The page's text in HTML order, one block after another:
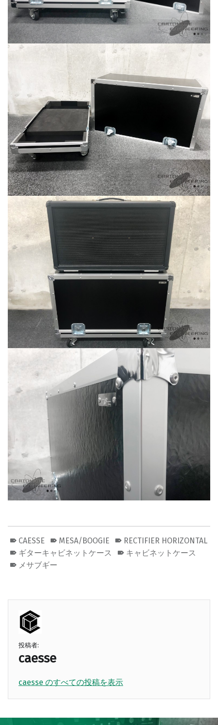
CAESSE MESA/BOOGIE
RECTIFIER HORIZONTAL
ギターキャビネットケース
キャビネットケース
メサブギー
投稿者:
caesse
caesse のすべての投稿を表示
Skip back to main navigation
Post navigation